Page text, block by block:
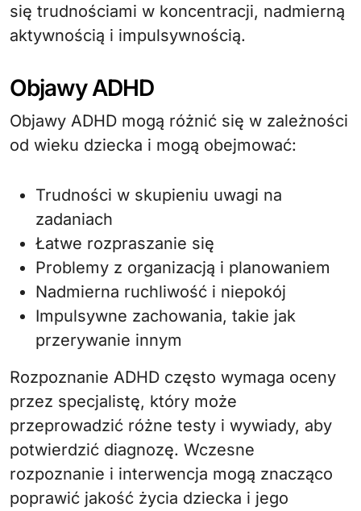
się trudnościami w koncentracji, nadmierną
aktywnością i impulsywnością.
Objawy ADHD
Objawy ADHD mogą różnić się w zależności
od wieku dziecka i mogą obejmować:
Trudności w skupieniu uwagi na
zadaniach
Łatwe rozpraszanie się
Problemy z organizacją i planowaniem
Nadmierna ruchliwość i niepokój
Impulsywne zachowania, takie jak
przerywanie innym
Rozpoznanie ADHD często wymaga oceny
przez specjalistę, który może
przeprowadzić różne testy i wywiady, aby
potwierdzić diagnozę. Wczesne
rozpoznanie i interwencja mogą znacząco
poprawić jakość życia dziecka i jego